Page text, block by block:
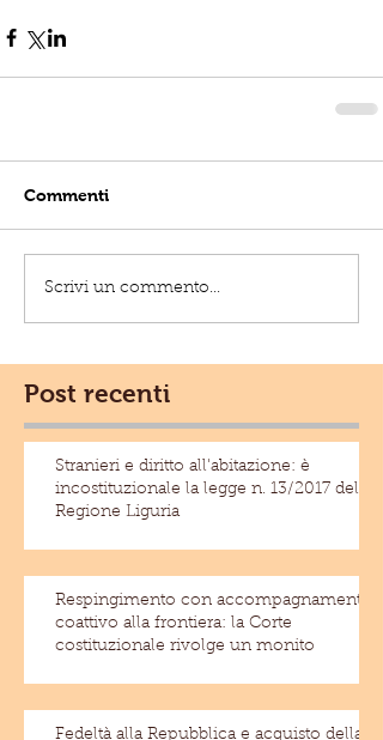
Post recenti
Commenti
Scrivi un commento...
Stranieri e diritto all'abitazione: è
incostituzionale la legge n. 13/2017 della
Regione Liguria
Respingimento con accompagnamento
coattivo alla frontiera: la Corte
costituzionale rivolge un monito
Fedeltà alla Repubblica e acquisto della